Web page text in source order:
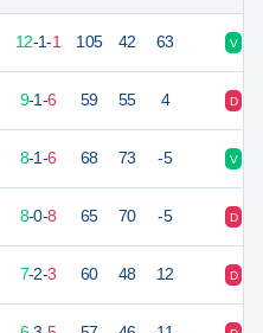
12-1-1 105 42 63 V
9-1-6 59 55 4 D
8-1-6 68 73 -5 V
8-0-8 65 70 -5 D
7-2-3 60 48 12 D